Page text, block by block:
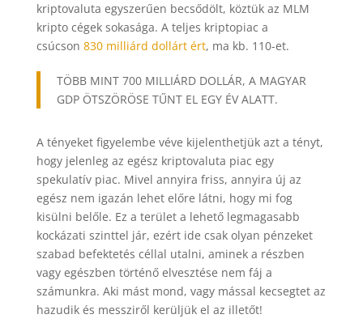
kriptovaluta egyszerűen becsődölt, köztük az MLM
kripto cégek sokasága. A teljes kriptopiac a
csúcson 830 milliárd dollárt ért, ma kb. 110-et.
TÖBB MINT 700 MILLIÁRD DOLLÁR, A MAGYAR
GDP ÖTSZÖRÖSE TŰNT EL EGY ÉV ALATT.
A tényeket figyelembe véve kijelenthetjük azt a tényt,
hogy jelenleg az egész kriptovaluta piac egy
spekulatív piac. Mivel annyira friss, annyira új az
egész nem igazán lehet előre látni, hogy mi fog
kisülni belőle. Ez a terület a lehető legmagasabb
kockázati szinttel jár, ezért ide csak olyan pénzeket
szabad befektetés céllal utalni, aminek a részben
vagy egészben történő elvesztése nem fáj a
számunkra. Aki mást mond, vagy mással kecsegtet az
hazudik és messziről kerüljük el az illetőt!